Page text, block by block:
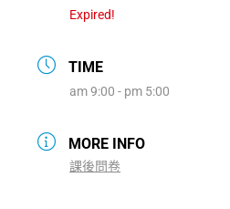
Expired!
TIME
am 9:00 - pm 5:00
MORE INFO
課後問卷